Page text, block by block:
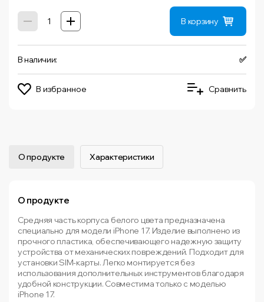
В корзину
В наличии: ✅
В избранное Сравнить
О продукте Характеристики
О продукте
Средняя часть корпуса белого цвета предназначена
специально для модели iPhone 17. Изделие выполнено из
прочного пластика, обеспечивающего надежную защиту
устройства от механических повреждений. Подходит для
установки SIM-карты. Легко монтируется без
использования дополнительных инструментов благодаря
удобной конструкции. Совместима только с моделью
iPhone 17.